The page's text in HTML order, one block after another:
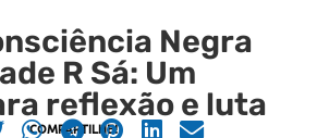
Negra
R Sá: Um
reflexão e luta
COMPARTILHE!